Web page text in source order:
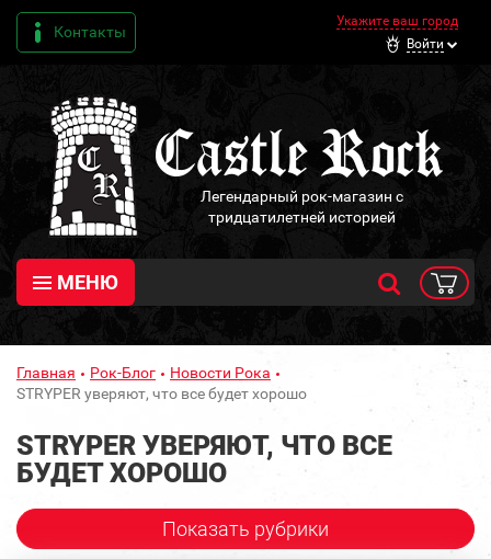
Контакты
Укажите ваш город
Войти
Легендарный рок-магазин с
тридцатилетней историей
МЕНЮ
Главная Рок-Блог
Новости Рока
STRYPER уверяют, что все будет хорошо
STRYPER УВЕРЯЮТ, ЧТО ВСЕ
БУДЕТ ХОРОШО
Показать рубрики